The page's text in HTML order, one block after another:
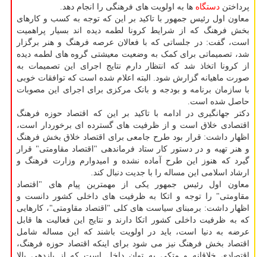
پرداختن دستگاه ها به اولویت های فرهنگی را انجام دهد.
معاون اول رئیس جمهور با تاکید بر این که توجه به کسب و کارهای
بخش فرهنگ که از شرایط کرونا لطمه دیده اند بسیار پراهمیت
است، گفت: در جلساتی که با فعالان عرصه فرهنگ و هنر برگزار
شد، تصمیماتی برای کمک به وضعیت معیشتی گروه های لطمه دیده
از کرونا اتخاذ شد که انتظار دارم نتایج اجرای این تصمیمات به
صورت ماهیانه گزارش شود. البته اعلام شده است که توافقات خوبی
با سازمان برنامه و بودجه و بانک مرکزی برای اجرای این مصوبات
حاصل شده است.
دکتر جهانگیری در ادامه با تاکید بر این که اقتصاد حوزه فرهنگ
اقتصادی خلاق است و از ظرفیت های گسترده ای برخوردار است،
اظهار داشت: قرار بود طرح جامعی برای اقتصاد خلاق بخش فرهنگ
و هنر تهیه و در دستور کار ستاد فرماندهی "اقتصاد مقاومتی" قرار
گیرد که هنوز این طرح آماده نشده و امیدوارم وزارت فرهنگ و
ارشاد اسلامی این مساله را با جدیت دنبال کند.
معاون اول رئیس جمهور یکی از مهمترین پیام های "اقتصاد
مقاومتی" را توجه و اتکا به ظرفیت های داخلی کشور دانست و
اظهار داشت: برمبنای سیاست های کلی "اقتصاد مقاومتی"، کارهایی
که به ظرفیت داخلی کشور اتکا دارند و نتایج این فعالیت ها قابل
عرضه به دنیا است، باید در اولویت باشند که این مساله شامل
اقتصاد بخش فرهنگ نیز می شود برای اینکه اقتصاد حوزه فرهنگ،